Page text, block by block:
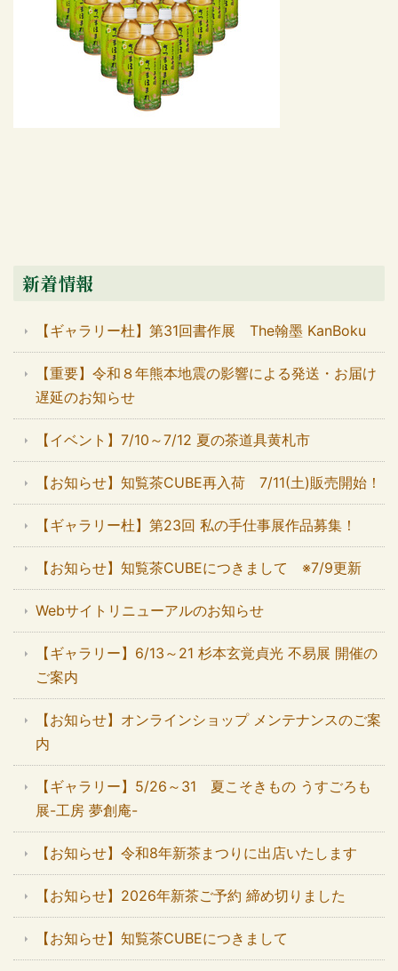
新着情報
【ギャラリー杜】第31回書作展 The翰墨 KanBoku
【重要】令和８年熊本地震の影響による発送・お届け
遅延のお知らせ
【イベント】7/10～7/12 夏の茶道具黄札市
【お知らせ】知覧茶CUBE再入荷 7/11(土)販売開始！
【ギャラリー杜】第23回 私の手仕事展作品募集！
【お知らせ】知覧茶CUBEにつきまして ※7/9更新
Webサイトリニューアルのお知らせ
【ギャラリー】6/13～21 杉本玄覚貞光 不易展 開催の
ご案内
【お知らせ】オンラインショップ メンテナンスのご案
内
【ギャラリー】5/26～31 夏こそきもの うすごろも
展-工房 夢創庵-
【お知らせ】令和8年新茶まつりに出店いたします
【お知らせ】2026年新茶ご予約 締め切りました
【お知らせ】知覧茶CUBEにつきまして